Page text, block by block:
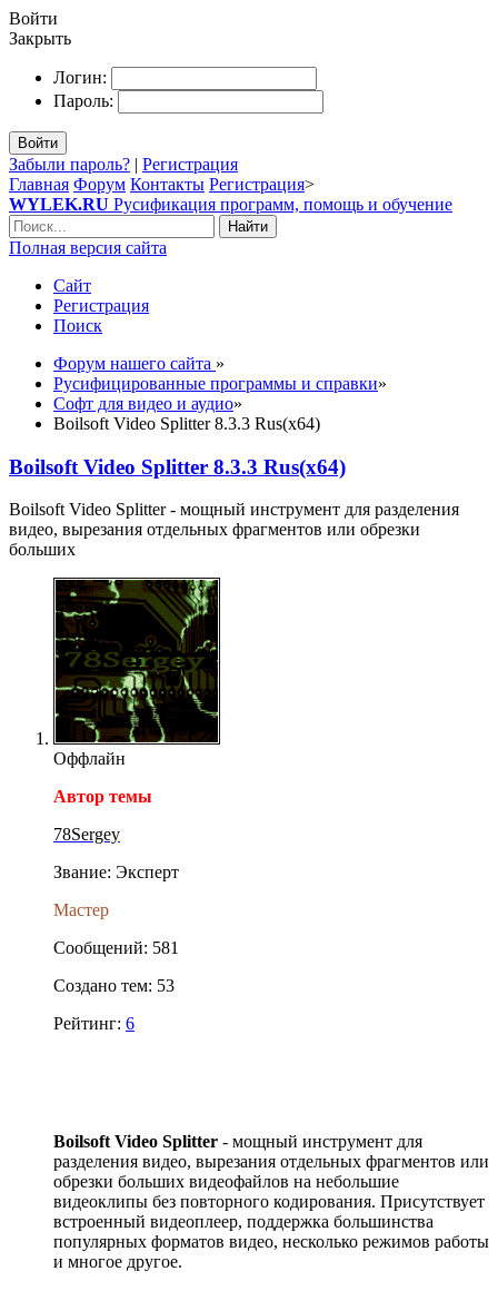
Войти
Закрыть
Логин:
Пароль:
Войти
Забыли пароль? | Регистрация
Главная Форум Контакты Регистрация>
WYLEK.RU Русификация программ, помощь и обучение
Найти
Полная версия сайта
Сайт
Регистрация
Поиск
Форум нашего сайта »
Русифицированные программы и справки»
Софт для видео и аудио»
Boilsoft Video Splitter 8.3.3 Rus(x64)
Boilsoft Video Splitter 8.3.3 Rus(x64)
Boilsoft Video Splitter - мощный инструмент для разделения
видео, вырезания отдельных фрагментов или обрезки
больших
Оффлайн
Автор темы
78Sergey
Звание: Эксперт
Мастер
Сообщений: 581
Создано тем: 53
Рейтинг: 6
Boilsoft Video Splitter - мощный инструмент для
разделения видео, вырезания отдельных фрагментов или
обрезки больших видеофайлов на небольшие
видеоклипы без повторного кодирования. Присутствует
встроенный видеоплеер, поддержка большинства
популярных форматов видео, несколько режимов работы
и многое другое.